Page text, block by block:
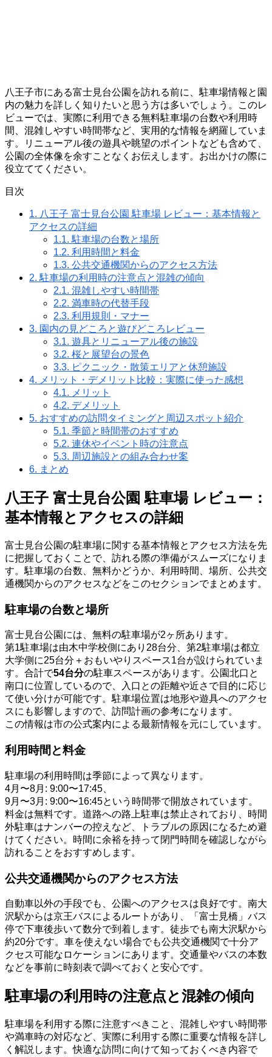
八王子市にある富士見台公園を訪れる前に、駐車場情報と園
内の魅力を詳しく知りたいと思う方は多いでしょう。このレ
ビューでは、実際に利用できる無料駐車場の台数や利用時
間、混雑しやすい時間帯など、実用的な情報を網羅していま
す。リニューアル後の遊具や眺望のポイントなども含めて、
公園の全体像を余すことなくお伝えします。お出かけの際に
役立ててください。
目次
1. 八王子 富士見台公園 駐車場 レビュー：基本情報と
アクセスの詳細
1.1. 駐車場の台数と場所
1.2. 利用時間と料金
1.3. 公共交通機関からのアクセス方法
2. 駐車場の利用時の注意点と混雑の傾向
2.1. 混雑しやすい時間帯
2.2. 満車時の代替手段
2.3. 利用規則・マナー
3. 園内の見どころと遊びどころレビュー
3.1. 遊具とリニューアル後の施設
3.2. 桜と展望台の景色
3.3. ピクニック・散策エリアと休憩施設
4. メリット・デメリット比較：実際に使った感想
4.1. メリット
4.2. デメリット
5. おすすめの訪問タイミングと周辺スポット紹介
5.1. 季節と時間帯のおすすめ
5.2. 連休やイベント時の注意点
5.3. 周辺施設との組み合わせ案
6. まとめ
八王子 富士見台公園 駐車場 レビュー：
基本情報とアクセスの詳細
富士見台公園の駐車場に関する基本情報とアクセス方法を先
に把握しておくことで、訪れる際の準備がスムーズになりま
す。駐車場の台数、無料かどうか、利用時間、場所、公共交
通機関からのアクセスなどをこのセクションでまとめます。
駐車場の台数と場所
富士見台公園には、無料の駐車場が2ヶ所あります。
第1駐車場は由木中学校側にあり28台分、第2駐車場は都立
大学側に25台分＋おもいやりスペース1台が設けられていま
す。合計で54台分の駐車スペースがあります。公園北口と
南口に位置しているので、入口との距離や近さで目的に応じ
て使い分けが可能です。駐車場位置は地形や遊具へのアクセ
スにも影響しますので、訪問計画の参考になります。
この情報は市の公式案内による最新情報を元にしています。
利用時間と料金
駐車場の利用時間は季節によって異なります。
4月〜8月: 9:00〜17:45、
9月〜3月: 9:00〜16:45という時間帯で開放されています。
料金は無料です。道路への路上駐車は禁止されており、時間
外駐車はナンバーの控えなど、トラブルの原因になるため避
けてください。時間に余裕を持って閉門時間を確認しながら
訪れることをおすすめします。
公共交通機関からのアクセス方法
自動車以外の手段でも、公園へのアクセスは良好です。南大
沢駅からは京王バスによるルートがあり、「富士見橋」バス
停で下車後歩いて数分で到着します。徒歩でも南大沢駅から
約20分です。車を使えない場合でも公共交通機関で十分ア
クセス可能なロケーションにあります。交通量やバスの本数
などを事前に時刻表で調べておくと安心です。
駐車場の利用時の注意点と混雑の傾向
駐車場を利用する際に注意すべきこと、混雑しやすい時間帯
や満車時の対応など、実際に利用する際に重要な情報を詳し
く解説します。快適な訪問に向けて知っておくべき内容で